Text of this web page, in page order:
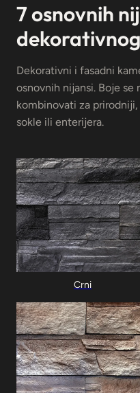
7 osnovnih
Dekorativni i fasadni
osnovnih nijansi. Boje
kombinovati za
sokle ili enterijera.